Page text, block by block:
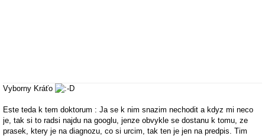
Vyborny Kráťo
Este teda k tem doktorum : Ja se k nim snazim nechodit a kdyz mi neco
je, tak si to radsi najdu na googlu, jenze obvykle se dostanu k tomu, ze
prasek, ktery je na diagnozu, co si urcim, tak ten je jen na predpis. Tim